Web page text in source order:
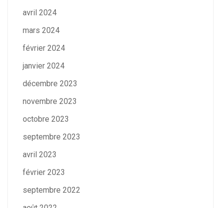
avril 2024
mars 2024
février 2024
janvier 2024
décembre 2023
novembre 2023
octobre 2023
septembre 2023
avril 2023
février 2023
septembre 2022